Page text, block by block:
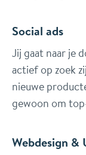
Social ads
Jij gaat naar je
actief op zoek
nieuwe
gewoon om
Webdesign &